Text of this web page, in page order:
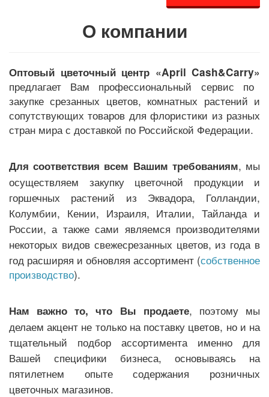
Грузоперевозки
Контакты
Франшиза
О компании
Оптовый цветочный центр «April Cash&Carry»
предлагает Вам профессиональный сервис по
закупке срезанных цветов, комнатных растений и
сопутствующих товаров для флористики из разных
стран мира с доставкой по Российской Федерации.
Для соответствия всем Вашим требованиям, мы
осуществляем закупку цветочной продукции и
горшечных растений из Эквадора, Голландии,
Колумбии, Кении, Израиля, Италии, Тайланда и
России, а также сами являемся производителями
некоторых видов свежесрезанных цветов, из года в
год расширяя и обновляя ассортимент (собственное
производство).
Нам важно то, что Вы продаете, поэтому мы
делаем акцент не только на поставку цветов, но и на
тщательный подбор ассортимента именно для
Вашей специфики бизнеса, основываясь на
пятилетнем опыте содержания розничных
цветочных магазинов.